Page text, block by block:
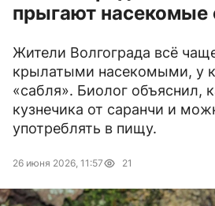
прыгают насекомые
Жители Волгограда всё
крылатыми насекомыми, у
«сабля». Биолог объяснил,
кузнечика от саранчи и
употреблять в пищу.
26 июня 2026, 11:57 21